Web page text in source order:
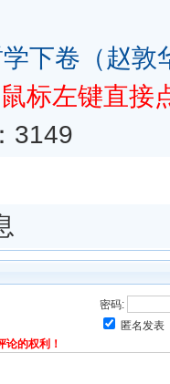
下卷（赵敦
标左键直接
3149
密码:
匿名发表
的权利！